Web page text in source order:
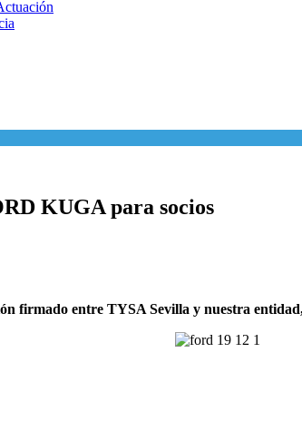
KUGA para socios
firmado entre TYSA Sevilla y nuestra